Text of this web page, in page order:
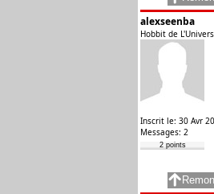
alexseenba
Hobbit de L'Univers
Inscrit le: 30 Avr
Messages: 2
2 points